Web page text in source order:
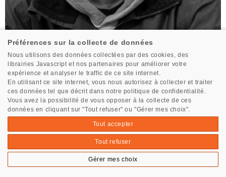
Naviguer Large
Naviguer_Large
Noé Ackermann
Tous les skippers
Préférences sur la collecte de données
Nous utilisons des données collectées par des cookies, des
librairies Javascript et nos partenaires pour améliorer votre
expérience et analyser le traffic de ce site internet.
En utilisant ce site internet, vous nous autorisez à collecter et traiter
ces données tel que décrit dans notre politique de confidentialité.
Vous avez la possibilité de vous opposer à la collecte de ces
données en cliquant sur "Tout refuser" ou "Gérer mes choix".
Tout accepter
Tout refuser
Gérer mes choix